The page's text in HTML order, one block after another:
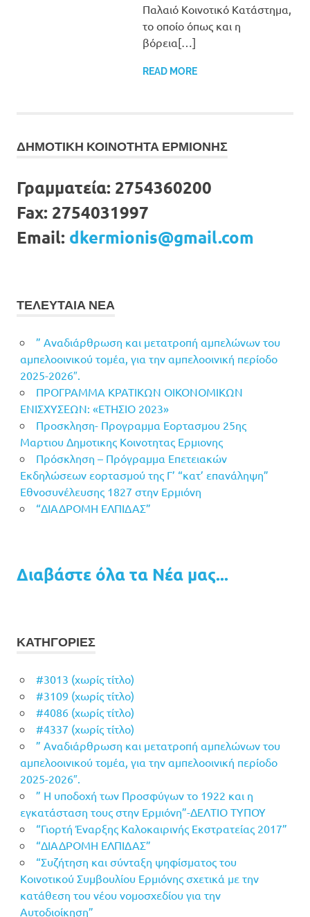
Παλαιό Κοινοτικό Κατάστημα,
το οποίο όπως και η
βόρεια[…]
READ MORE
ΔΗΜΟΤΙΚΗ ΚΟΙΝΟΤΗΤΑ ΕΡΜΙΟΝΗΣ
Γραμματεία: 2754360200
Fax: 2754031997
Email: dkermionis@gmail.com
ΤΕΛΕΥΤΑΙΑ ΝΕΑ
” Αναδιάρθρωση και μετατροπή αμπελώνων του
αμπελοοινικού τομέα, για την αμπελοοινική περίοδο
2025-2026″.
ΠΡΟΓΡΑΜΜΑ ΚΡΑΤΙΚΩΝ ΟΙΚΟΝΟΜΙΚΩΝ
ΕΝΙΣΧΥΣΕΩΝ: «ΕΤΗΣΙΟ 2023»
Προσκληση- Προγραμμα Εορτασμου 25ης
Μαρτιου Δημοτικης Κοινοτητας Ερμιονης
Πρόσκληση – Πρόγραμμα Επετειακών
Εκδηλώσεων εορτασμού της Γ’ “κατ’ επανάληψη”
Εθνοσυνέλευσης 1827 στην Ερμιόνη
“ΔΙΑΔΡΟΜΗ ΕΛΠΙΔΑΣ”
Διαβάστε όλα τα Νέα μας...
ΚΑΤΗΓΟΡΙΕΣ
#3013 (χωρίς τίτλο)
#3109 (χωρίς τίτλο)
#4086 (χωρίς τίτλο)
#4337 (χωρίς τίτλο)
” Αναδιάρθρωση και μετατροπή αμπελώνων του
αμπελοοινικού τομέα, για την αμπελοοινική περίοδο
2025-2026″.
” Η υποδοχή των Προσφύγων το 1922 και η
εγκατάσταση τους στην Ερμιόνη”-ΔΕΛΤΙΟ ΤΥΠΟΥ
“Γιορτή Έναρξης Καλοκαιρινής Εκστρατείας 2017”
“ΔΙΑΔΡΟΜΗ ΕΛΠΙΔΑΣ”
“Συζήτηση και σύνταξη ψηφίσματος του
Κοινοτικού Συμβουλίου Ερμιόνης σχετικά με την
κατάθεση του νέου νομοσχεδίου για την
Αυτοδιοίκηση”